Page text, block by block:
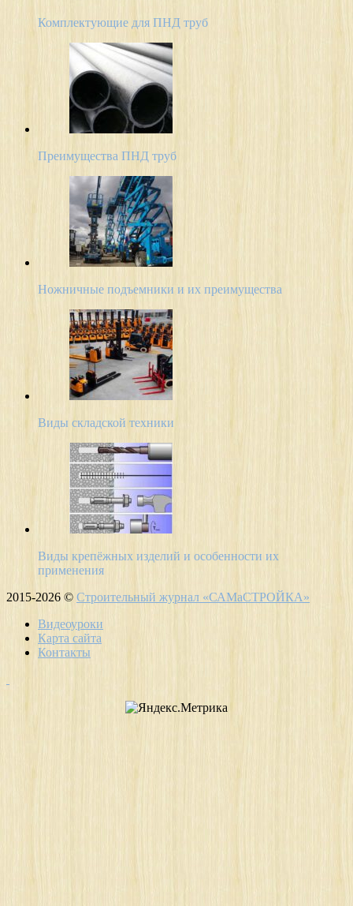
Комплектующие для ПНД труб
Преимущества ПНД труб
Ножничные подъемники и их преимущества
Виды складской техники
Виды крепёжных изделий и особенности их
применения
2015-2026 © Строительный журнал «САМаСТРОЙКА»
Видеоуроки
Карта сайта
Контакты